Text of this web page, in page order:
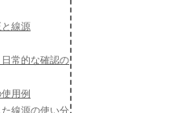
線源
常的な確認の
用例
線源の使い分